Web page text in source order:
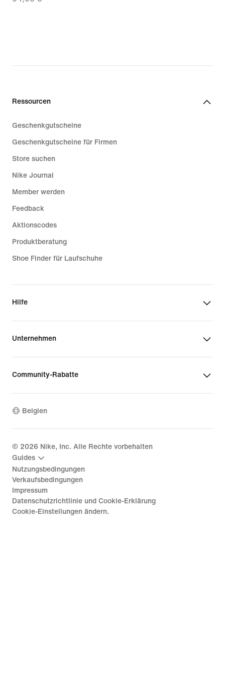
Ressourcen
Geschenkgutscheine
Geschenkgutscheine für Firmen
Store suchen
Nike Journal
Member werden
Feedback
Aktionscodes
Produktberatung
Shoe Finder für Laufschuhe
Hilfe
Unternehmen
Community-Rabatte
Belgien
© 2026 Nike, Inc. Alle Rechte vorbehalten
Guides
Nutzungsbedingungen
Verkaufsbedingungen
Impressum
Datenschutzrichtlinie und Cookie-Erklärung
Cookie-Einstellungen ändern.